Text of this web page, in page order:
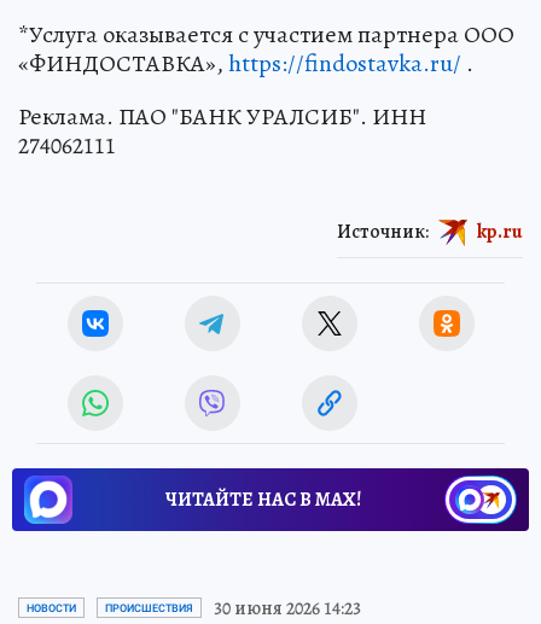
*Услуга оказывается с участием партнера ООО
«ФИНДОСТАВКА»,https://findostavka.ru/ .
Реклама. ПАО "БАНК УРАЛСИБ". ИНН
274062111
Источник: kp.ru
ЧИТАЙТЕ НАС В МАХ!
НОВОСТИ ПРОИСШЕСТВИЯ 30 июня 2026 14:23